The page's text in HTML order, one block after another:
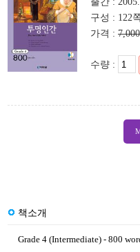
구성 : 122
가격 : 7,000
수량 :
책소개
Grade 4 (Intermediate) - 800